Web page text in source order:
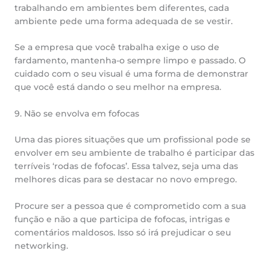
trabalhando em ambientes bem diferentes, cada
ambiente pede uma forma adequada de se vestir.
Se a empresa que você trabalha exige o uso de
fardamento, mantenha-o sempre limpo e passado. O
cuidado com o seu visual é uma forma de demonstrar
que você está dando o seu melhor na empresa.
9. Não se envolva em fofocas
Uma das piores situações que um profissional pode se
envolver em seu ambiente de trabalho é participar das
terríveis ‘rodas de fofocas’. Essa talvez, seja uma das
melhores dicas para se destacar no novo emprego.
Procure ser a pessoa que é comprometido com a sua
função e não a que participa de fofocas, intrigas e
comentários maldosos. Isso só irá prejudicar o seu
networking.